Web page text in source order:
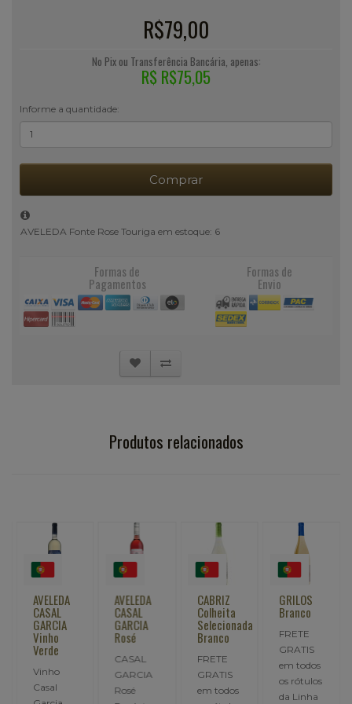
R$79,00
No Pix ou Transferência Bancária, apenas:
R$ R$75,05
Informe a quantidade:
Comprar
AVELEDA Fonte Rose Touriga em estoque: 6
Formas de
Pagamentos
Formas de
Envio
Produtos relacionados
AVELEDA
CASAL
GARCIA
Vinho
Verde
Vinho
Casal
AVELEDA
CASAL
GARCIA
Rosé
CASAL
GARCIA
Rosé
CABRIZ
Colheita
Selecionada
Branco
FRETE
GRATIS
em todos
GRILOS
Branco
FRETE
GRATIS
em todos
os rótulos
da Linha